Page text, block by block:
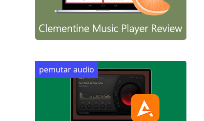
pemutar audio